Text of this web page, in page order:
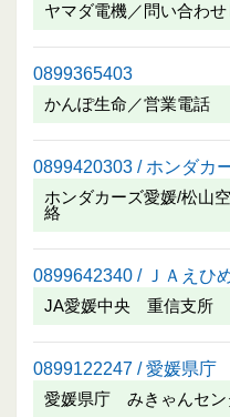
ヤマダ電機／問い合わ
0899365403
かんぽ生命／営業電話
0899420303 / ホンダカ
ホンダカーズ愛媛/松山
絡
0899642340 / ＪＡえひ
JA愛媛中央 重信支所
0899122247 / 愛媛県
愛媛県庁 みきゃんセン